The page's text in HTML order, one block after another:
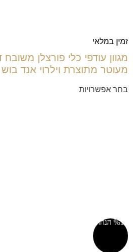
זמין במלאי
מעוטר מתוצרת וילרוי אנד בוש
בחר אפשרויות
%15 הנחה!